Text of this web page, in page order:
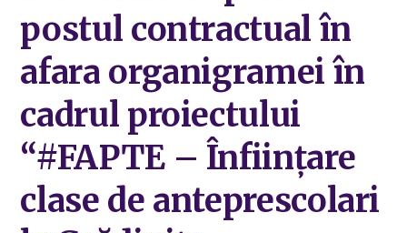
postul contractual în
afara organigramei în
cadrul proiectului
“#FAPTE – Înființare
clase de anteprescolari